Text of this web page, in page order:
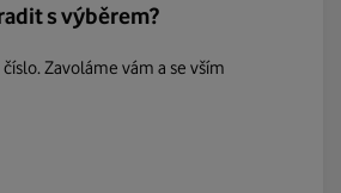
s výběrem?
Zavoláme vám a se vším